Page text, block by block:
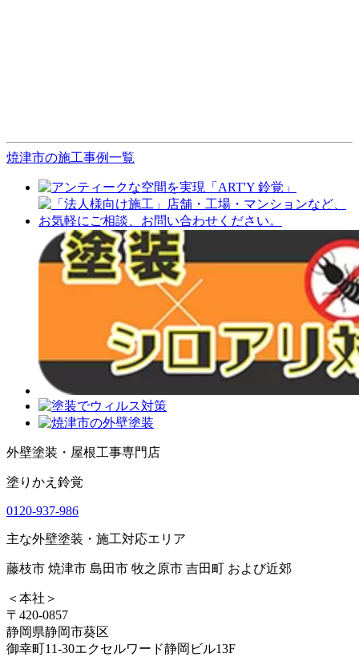
焼津市の施工事例一覧
外壁塗装・屋根工事専門店
塗りかえ鈴覚
0120-937-986
主な外壁塗装・施工対応エリア
藤枝市 焼津市 島田市 牧之原市 吉田町 および近郊
＜本社＞
〒420-0857
静岡県静岡市葵区
御幸町11-30エクセルワード静岡ビル13F